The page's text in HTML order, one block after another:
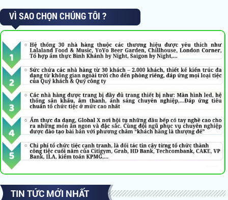
VÌ SAO CHỌN CHÚNG TÔI ?
TIN TỨC MỚI NHẤT